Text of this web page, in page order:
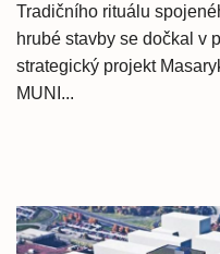
Tradičního rituálu
hrubé stavby se dočkal v
strategický projekt
MUNI...
Hlavní
novinky